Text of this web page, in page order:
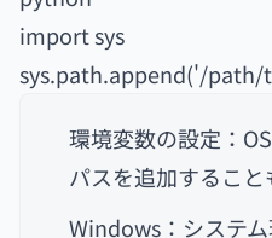
import sys
sys.path.append('/
環境変数の設定：
パスを追加すること
Windows：システ